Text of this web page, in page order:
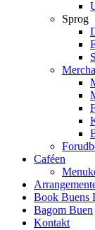
Sprog
Caféen
Book Buens
Bagom Buen
Kontakt